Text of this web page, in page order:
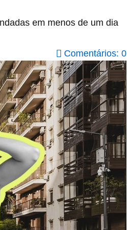
em menos de um dia
Comentários: 0